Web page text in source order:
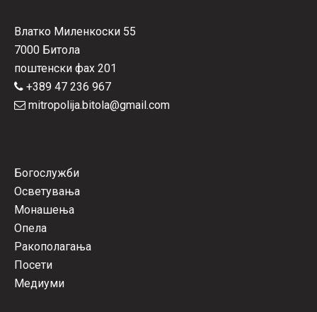
Влатко Миленкоски 55
7000 Битола
поштенски фах 201
+389 47 236 967
mitropolija.bitola@gmail.com
Богослужби
Осветувања
Монашења
Опела
Ракополагања
Посети
Медиуми